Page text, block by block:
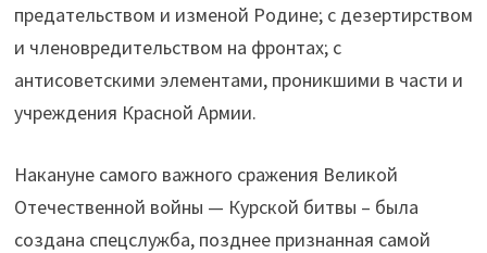
предательством и изменой Родине; с дезертирством
и членовредительством на фронтах; с
антисоветскими элементами, проникшими в части и
учреждения Красной Армии.
Накануне самого важного сражения Великой
Отечественной войны — Курской битвы – была
создана спецслужба, позднее признанная самой